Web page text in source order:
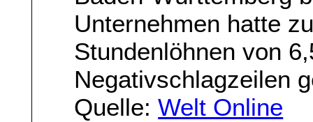
Unternehmen hatte
Stundenlöhnen von
Negativschlagzeilen
Quelle:Welt Online